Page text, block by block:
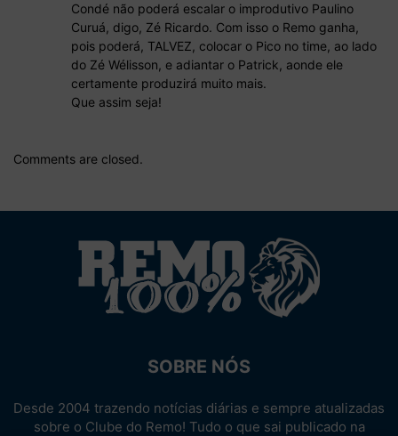
Condé não poderá escalar o improdutivo Paulino
Curuá, digo, Zé Ricardo. Com isso o Remo ganha,
pois poderá, TALVEZ, colocar o Pico no time, ao lado
do Zé Wélisson, e adiantar o Patrick, aonde ele
certamente produzirá muito mais.
Que assim seja!
Comments are closed.
SOBRE NÓS
Desde 2004 trazendo notícias diárias e sempre atualizadas
sobre o Clube do Remo! Tudo o que sai publicado na